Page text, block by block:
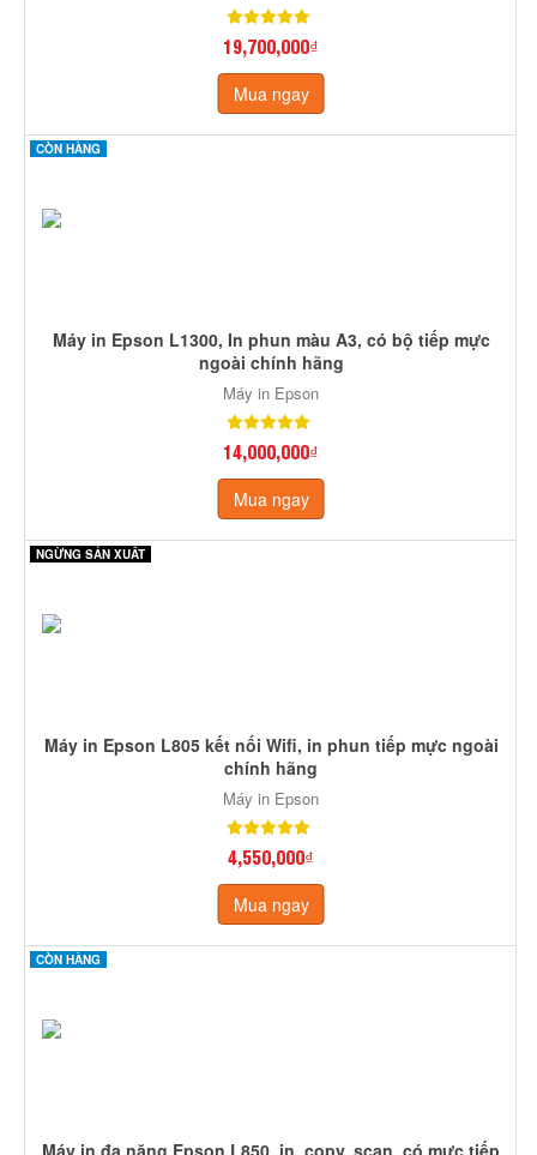
19,700,000₫
Mua ngay
CÒN HÀNG
Máy in Epson L1300, In phun màu A3, có bộ tiếp mực
ngoài chính hãng
Máy in Epson
14,000,000₫
Mua ngay
NGỪNG SẢN XUẤT
Máy in Epson L805 kết nối Wifi, in phun tiếp mực ngoài
chính hãng
Máy in Epson
4,550,000₫
Mua ngay
CÒN HÀNG
Máy in đa năng Epson L850, in, copy, scan, có mực tiếp